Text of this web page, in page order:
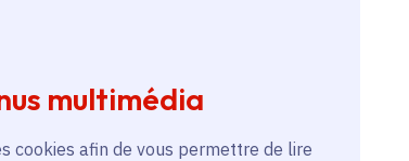
multimédia
cookies afin de vous permettre de lire